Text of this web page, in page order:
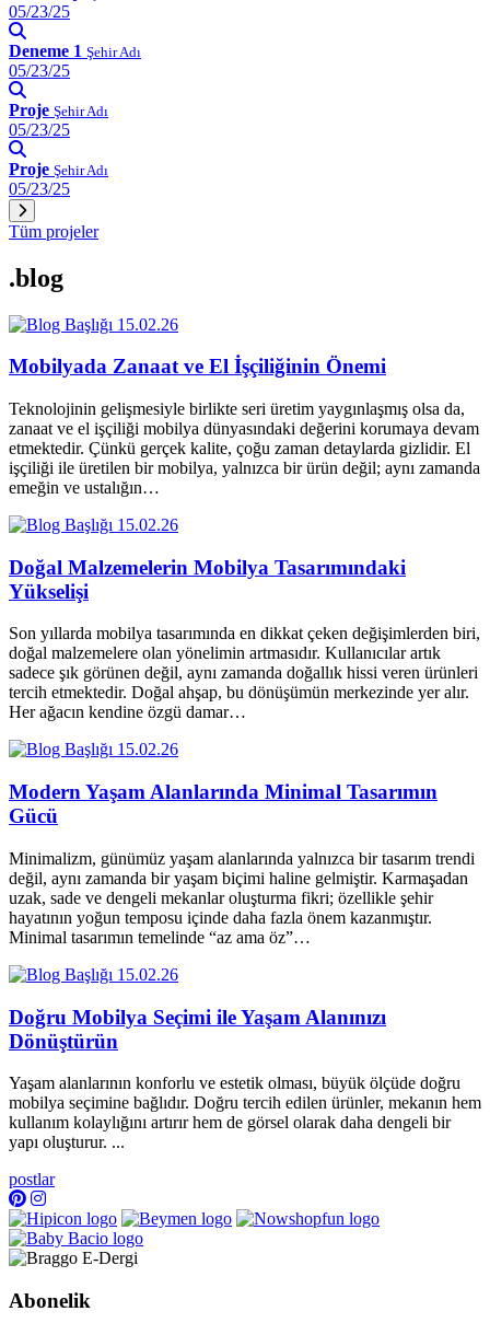
05/23/25
Deneme 1 Şehir Adı
05/23/25
Proje Şehir Adı
05/23/25
Proje Şehir Adı
05/23/25
Tüm projeler
.blog
15.02.26
Mobilyada Zanaat ve El İşçiliğinin Önemi
Teknolojinin gelişmesiyle birlikte seri üretim yaygınlaşmış olsa da,
zanaat ve el işçiliği mobilya dünyasındaki değerini korumaya devam
etmektedir. Çünkü gerçek kalite, çoğu zaman detaylarda gizlidir. El
işçiliği ile üretilen bir mobilya, yalnızca bir ürün değil; aynı zamanda
emeğin ve ustalığın…
15.02.26
Doğal Malzemelerin Mobilya Tasarımındaki
Yükselişi
Son yıllarda mobilya tasarımında en dikkat çeken değişimlerden biri,
doğal malzemelere olan yönelimin artmasıdır. Kullanıcılar artık
sadece şık görünen değil, aynı zamanda doğallık hissi veren ürünleri
tercih etmektedir. Doğal ahşap, bu dönüşümün merkezinde yer alır.
Her ağacın kendine özgü damar…
15.02.26
Modern Yaşam Alanlarında Minimal Tasarımın
Gücü
Minimalizm, günümüz yaşam alanlarında yalnızca bir tasarım trendi
değil, aynı zamanda bir yaşam biçimi haline gelmiştir. Karmaşadan
uzak, sade ve dengeli mekanlar oluşturma fikri; özellikle şehir
hayatının yoğun temposu içinde daha fazla önem kazanmıştır.
Minimal tasarımın temelinde “az ama öz”…
15.02.26
Doğru Mobilya Seçimi ile Yaşam Alanınızı
Dönüştürün
Yaşam alanlarının konforlu ve estetik olması, büyük ölçüde doğru
mobilya seçimine bağlıdır. Doğru tercih edilen ürünler, mekanın hem
kullanım kolaylığını artırır hem de görsel olarak daha dengeli bir
yapı oluşturur. ...
postlar
Abonelik